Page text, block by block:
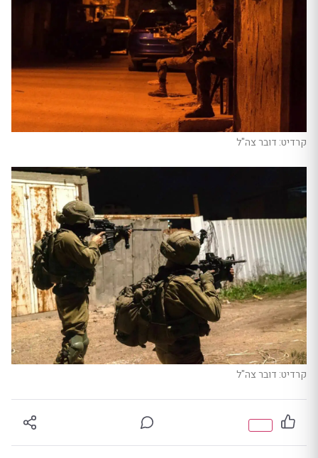
קרדיט: דובר צה"ל
קרדיט: דובר צה"ל